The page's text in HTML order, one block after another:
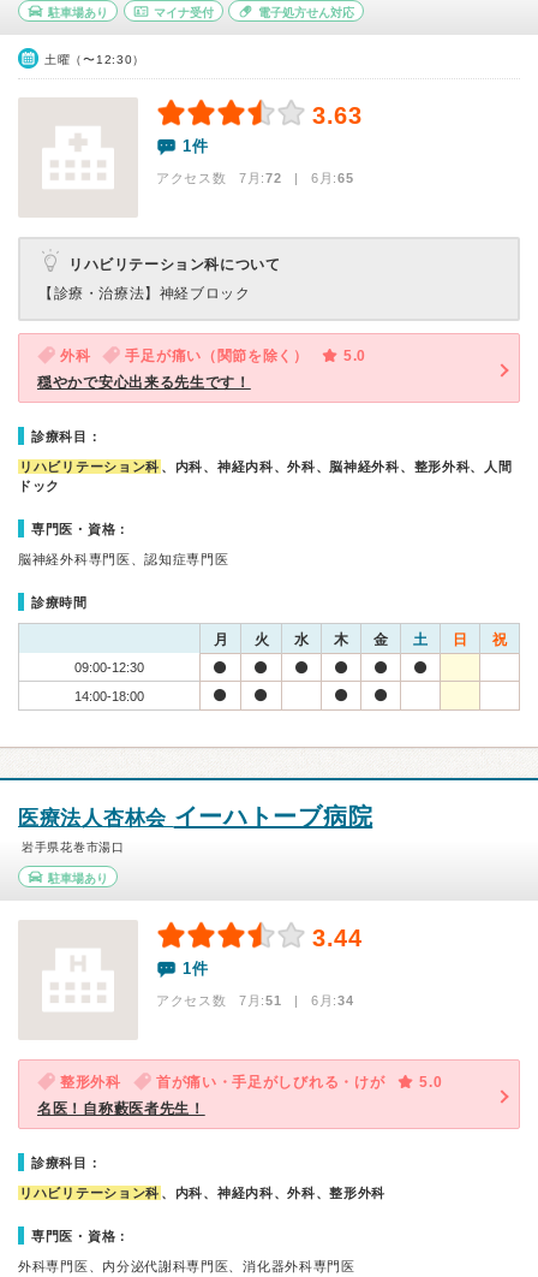
駐車場あり マイナ受付 電子処方せん対応
土曜（〜12:30）
3.63
1件
アクセス数 7月:72 | 6月:65
リハビリテーション科について
【診療・治療法】 神経ブロック
外科 手足が痛い（関節を除く）
5.0
穏やかで安心出来る先生です！
診療科目：
リハビリテーション科 、内科、神経内科、外科、脳神経外科、整形外科、人間
ドック
専門医・資格：
脳神経外科専門医、認知症専門医
診療時間
月 火 水 木 金 土 日 祝
09:00-12:30
14:00-18:00
医療法人杏林会 イーハトーブ病院
岩手県花巻市湯口
駐車場あり
3.44
1件
アクセス数 7月:51 | 6月:34
整形外科 首が痛い・手足がしびれる・けが
5.0
名医！自称藪医者先生！
診療科目：
リハビリテーション科 、内科、神経内科、外科、整形外科
専門医・資格：
外科専門医、内分泌代謝科専門医、消化器外科専門医